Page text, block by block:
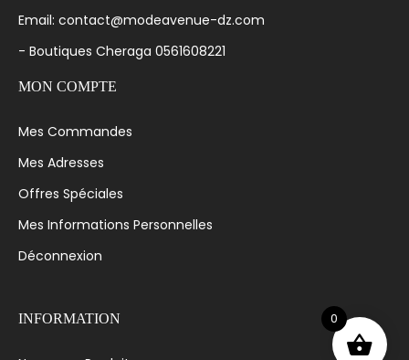
Email: contact@modeavenue-dz.com
- Boutiques Cheraga 0561608221
MON COMPTE
Mes Commandes
Mes Adresses
Offres Spéciales
Mes Informations Personnelles
Déconnexion
INFORMATION 0